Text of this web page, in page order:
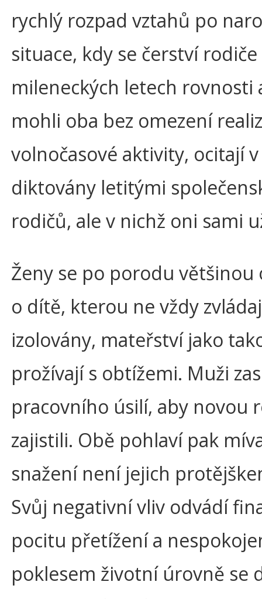
rychlý rozpad vztahů po
situace, kdy se čerství
mileneckých letech
mohli oba bez omezení
volnočasové aktivity, ocitají
diktovány letitými
rodičů, ale v nichž oni sami
Ženy se po porodu
o dítě, kterou ne vždy
izolovány, mateřství jako
prožívají s obtížemi. Muži
pracovního úsilí, aby novou
zajistili. Obě pohlaví pak
snažení není jejich
Svůj negativní vliv odvádí
pocitu přetížení a
poklesem životní úrovně se